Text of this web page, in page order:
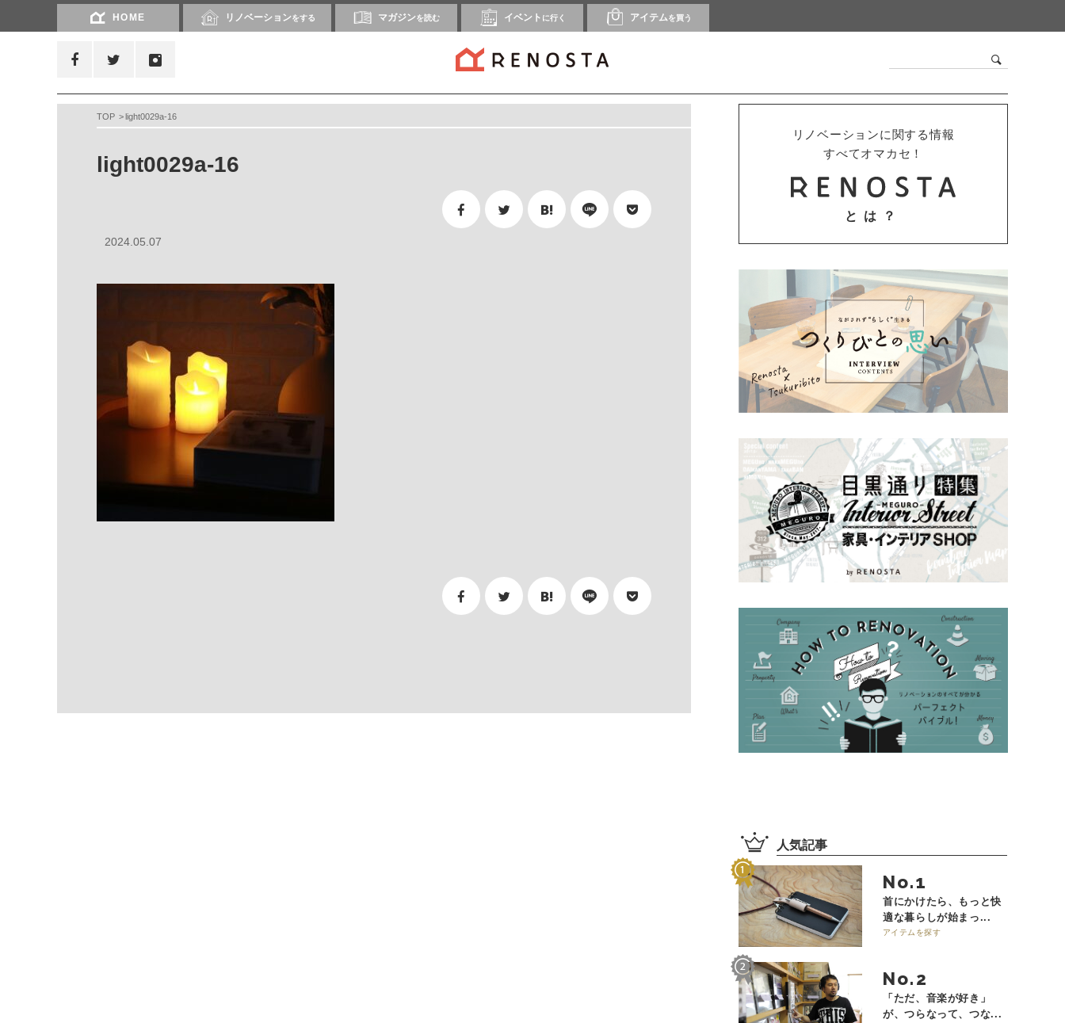
HOME リノベーションをする マガジンを読む イベント に行く アイテムを買う
TOP light0029a-16
light0029a-16
2024.05.07
リノベーションに関する情報
すべてオマカセ！
とは？
人気記事
No.
首にかけたら、もっと快
適な暮らしが始まっ...
アイテムを探す
No.
「ただ、音楽が好き」
が、つらなって、つな...